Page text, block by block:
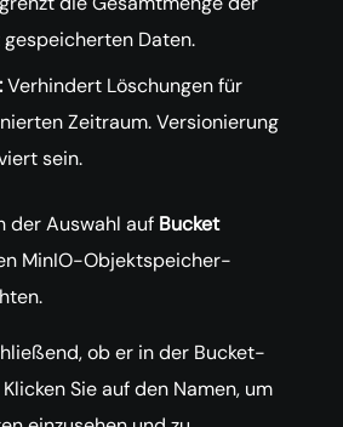
gespeicherten Daten.
Verhindert Löschungen für
Zeitraum. Versionierung
sein.
der Auswahl auf Bucket
MinIO-Objektspeicher-
ob er in der Bucket-
Sie auf den Namen, um